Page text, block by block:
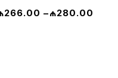
266.00 –₼280.00